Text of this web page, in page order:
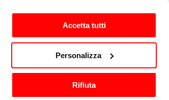
Accetta tutti
Personalizza
Rifiuta
Keukenaccessoires